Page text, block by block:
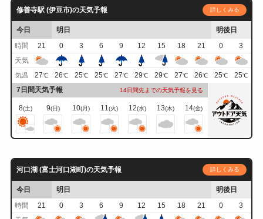
修善寺駅 (伊豆市)の天気予報 詳しくみる
今日 明日
明後日
時間
21 0 3 6 9 12 15 18 21 0
3
天気
気温 27℃ 26℃ 25℃ 25℃ 27℃ 29℃ 29℃ 27℃ 26℃ 25℃ 25℃
7日間天気予報 14日間先までの天気予報を見る
8(土) 9(日) 10(月) 11(火) 12(水) 13(木) 14(金)
河口湖 (富士河口湖町)の天気予報 詳しくみる
今日 明日
明後日
時間
21 0 3 6 9 12 15 18 21 0
3